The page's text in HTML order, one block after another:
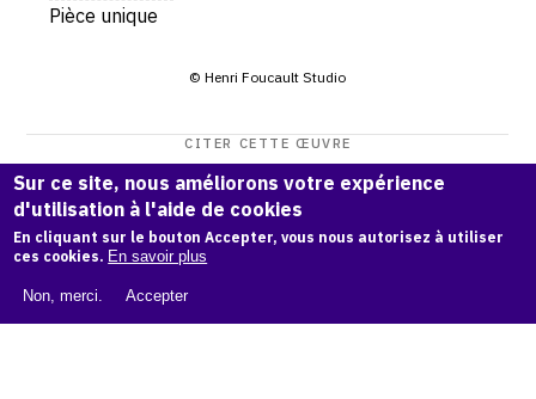
Pièce unique
© Henri Foucault Studio
CITER CETTE ŒUVRE
Henri Foucault,Âme Noire 2 - grand format - 2023
Catalogue raisonné Henri Foucault
km
Sur ce site, nous améliorons votre expérience
d'utilisation à l'aide de cookies
En cliquant sur le bouton Accepter, vous nous autorisez à utiliser
ces cookies. En savoir plus
Non, merci. Accepter